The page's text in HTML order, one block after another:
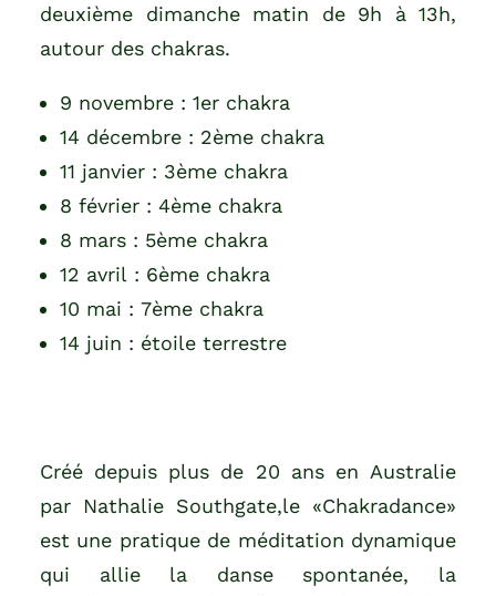
deuxième dimanche matin de 9h à 13h,
autour des chakras.
9 novembre : 1er chakra
14 décembre : 2ème chakra
11 janvier : 3ème chakra
8 février : 4ème chakra
8 mars : 5ème chakra
12 avril : 6ème chakra
10 mai : 7ème chakra
14 juin : étoile terrestre
Créé depuis plus de 20 ans en Australie
par Nathalie Southgate,le «Chakradance»
est une pratique de méditation dynamique
qui allie la danse spontanée, la